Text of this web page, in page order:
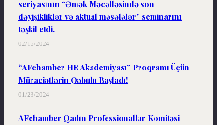
seriyasının “Əmək Məcəlləsində son
dəyişikliklər və aktual məsələlər” seminarını
təşkil etdi.
02/16/2024
“AFchamber HR Akademiyası” Proqramı Üçün
Müraciətlərin Qəbulu Başladı!
01/23/2024
AFchamber Qadın Professionallar Komitəsi